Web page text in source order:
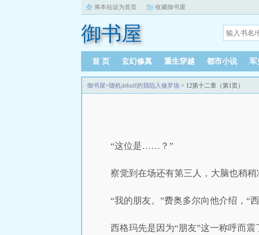
将本站设为首页 收藏御书屋
御书屋
首 页 玄幻修真 重生穿越 都市小说 军
御书屋> 随机debuff的我陷入修罗场 > 12第十二章（第1页）
“这位是……？”
察觉到在场还有第三人，大脑也稍
“我的朋友。”费奥多尔向他介绍，“
西格玛先是因为“朋友”这一称呼而